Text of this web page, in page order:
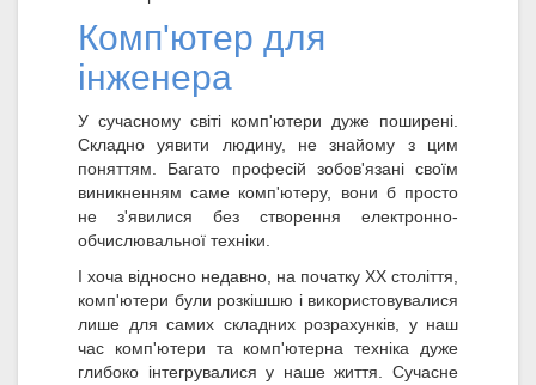
Комп'ютер для
інженера
У сучасному світі комп'ютери дуже поширені.
Складно уявити людину, не знайому з цим
поняттям. Багато професій зобов'язані своїм
виникненням саме комп'ютеру, вони б просто
не з'явилися без створення електронно-
обчислювальної техніки.
І хоча відносно недавно, на початку XX століття,
комп'ютери були розкішшю і використовувалися
лише для самих складних розрахунків, у наш
час комп'ютери та комп'ютерна техніка дуже
глибоко інтегрувалися у наше життя. Сучасне